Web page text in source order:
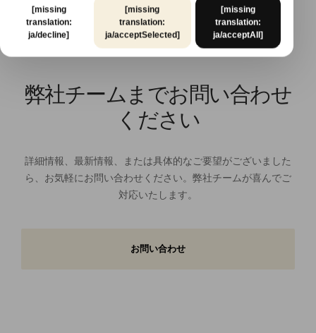
弊社チームまでお問い合わせ
ください
詳細情報、最新情報、または具体的なご要望がございました
ら、お気軽にお問い合わせください。弊社チームが喜んでご
対応いたします。
お問い合わせ
[missing
translation:
ja/decline]
[missing
translation:
ja/acceptSelected]
[missing
translation:
ja/acceptAll]